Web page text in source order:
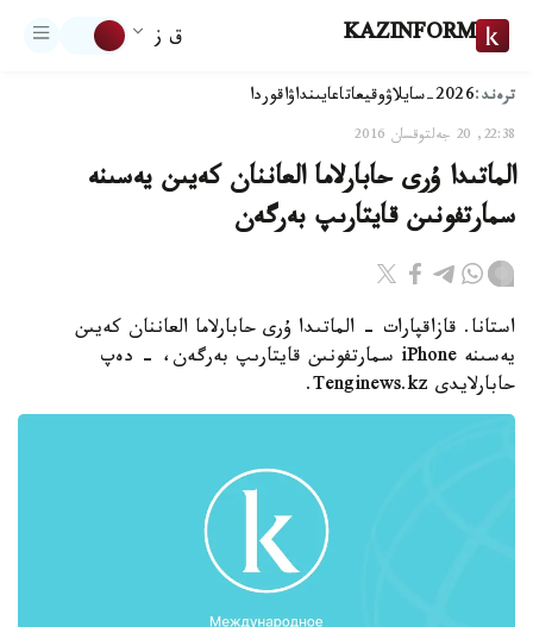
KAZINFORM ق ز
ترەند:2026-سايلاۋ وقيعاتاعايىنداۋاقوردا
22:38, 20 جەلتوقسان 2016
الماتىدا ۇرى حابارلاما العاننان كەيىن يەسىنە
سمارتفونىن قايتارىپ بەرگەن
استانا. قازاقپارات - الماتىدا ۇرى حابارلاما العاننان كەيىن
يەسىنە iPhone سمارتفونىن قايتارىپ بەرگەن، - دەپ
حابارلايدى Tenginews.kz.